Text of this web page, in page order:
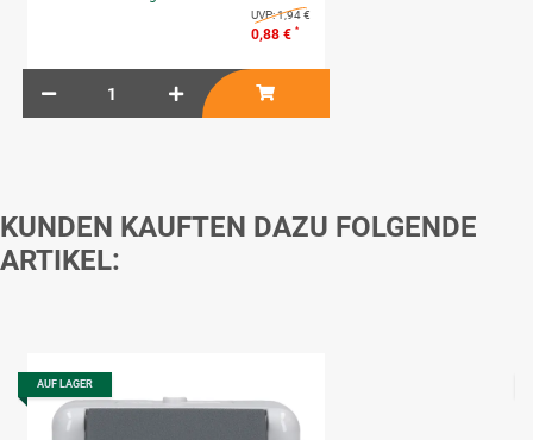
UVP:1,94 €
0,88 € *
KUNDEN KAUFTEN DAZU FOLGENDE
ARTIKEL:
AUF LAGER